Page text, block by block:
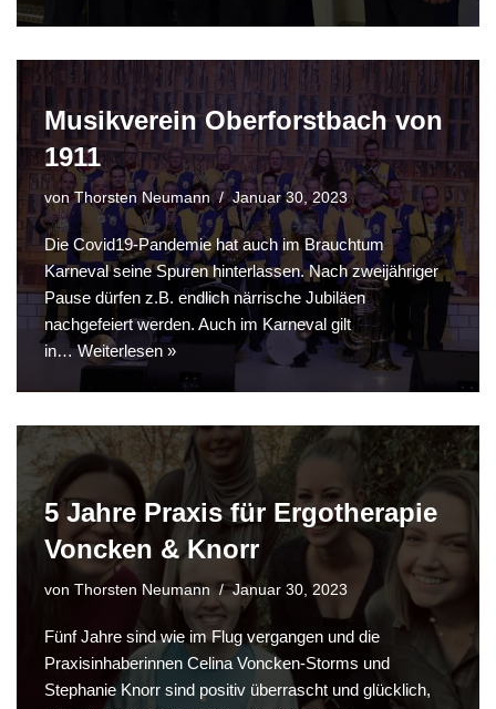
Musikverein Oberforstbach von
1911
vonThorsten Neumann Januar 30, 2023
Die Covid19-Pandemie hat auch im Brauchtum
Karneval seine Spuren hinterlassen. Nach zweijähriger
Pause dürfen z.B. endlich närrische Jubiläen
nachgefeiert werden. Auch im Karneval gilt
in…Weiterlesen »
5 Jahre Praxis für Ergotherapie
Voncken & Knorr
von Thorsten Neumann Januar 30, 2023
Fünf Jahre sind wie im Flug vergangen und die
Praxisinhaberinnen Celina Voncken-Storms und
Stephanie Knorr sind positiv überrascht und glücklich,